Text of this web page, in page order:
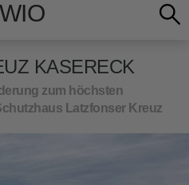
KASERECK
zum höchsten
Latzfonser Kreuz